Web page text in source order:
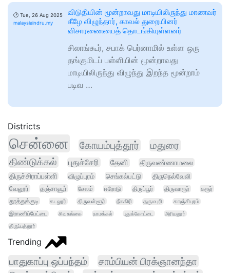
🕑 Tue, 26 Aug 2025
malaysiaindru.my
விடுதியின் மூன்றாவது மாடியிலிருந்து மாணவர்
கீழே விழுந்தார், காவல் துறையினர்
விசாரணையைத் தொடங்கியுள்ளனர்
சிலாங்கூர், சபாக் பெர்னாமில் உள்ள ஒரு
தங்குமிடப் பள்ளியின் மூன்றாவது
மாடியிலிருந்து விழுந்து இறந்த மூன்றாம்
படிவ …
Districts
சென்னை கோயம்புத்தூர்
மதுரை
திண்டுக்கல்
புதுச்சேரி தேனி திருவண்ணாமலை
திருச்சிராப்பள்ளி விழுப்புரம் செங்கல்பட்டு
திருநெல்வேலி
வேலூர்
தஞ்சாவூர் சேலம் ஈரோடு திருப்பூர் திருவாரூர்
கரூர்
தூத்துக்குடி
கடலூர் திருவள்ளூர் நீலகிரி தருமபுரி
காஞ்சிபுரம்
இராணிப்பேட்டை
சிவகங்கை நாமக்கல் புதுக்கோட்டை
அரியலூர்
திருப்பத்தூர்
Trending
பாதுகாப்பு ஒப்பந்தம் சாம்பியன் பிரக்ஞானந்தா